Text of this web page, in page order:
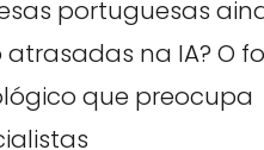
portuguesas
na IA? O
que preocupa